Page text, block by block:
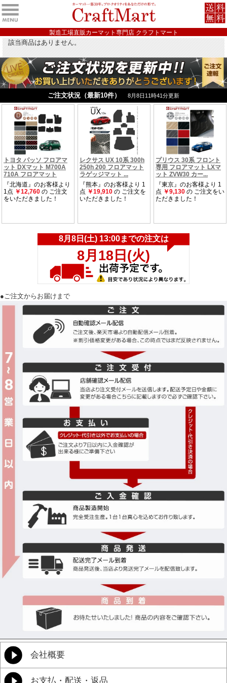
製造工場直販カーマット専門店 クラフトマート
該当商品はありません。
●ご注文からお届けまで
会社概要
お支払・配送・返品